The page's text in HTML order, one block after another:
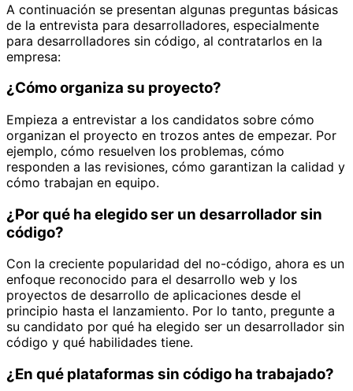
A continuación se presentan algunas preguntas básicas
de la entrevista para desarrolladores, especialmente
para desarrolladores sin código, al contratarlos en la
empresa:
¿Cómo organiza su proyecto?
Empieza a entrevistar a los candidatos sobre cómo
organizan el proyecto en trozos antes de empezar. Por
ejemplo, cómo resuelven los problemas, cómo
responden a las revisiones, cómo garantizan la calidad y
cómo trabajan en equipo.
¿Por qué ha elegido ser un desarrollador sin
código?
Con la creciente popularidad del no-código, ahora es un
enfoque reconocido para el desarrollo web y los
proyectos de desarrollo de aplicaciones desde el
principio hasta el lanzamiento. Por lo tanto, pregunte a
su candidato por qué ha elegido ser un desarrollador sin
código y qué habilidades tiene.
¿En qué plataformas sin código ha trabajado?